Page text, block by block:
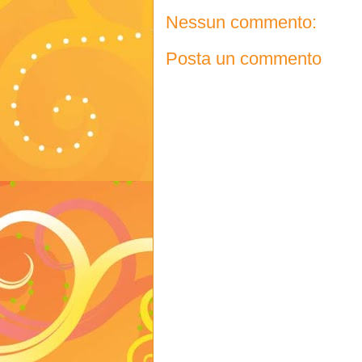
Nessun commento:
Posta un commento